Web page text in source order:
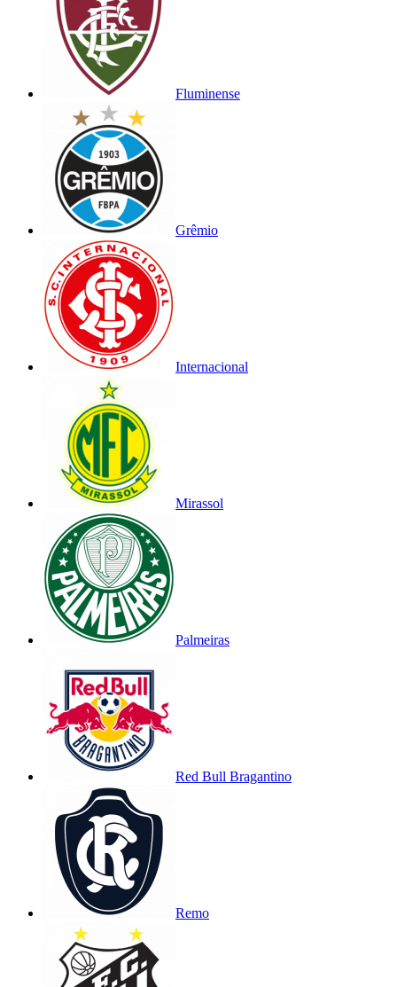
Fluminense
Grêmio
Internacional
Mirassol
Palmeiras
Red Bull Bragantino
Remo